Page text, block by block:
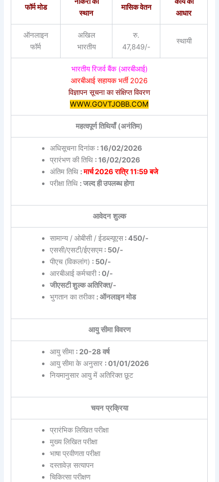
फॉर्म मोड
स्थान
मासिक वेतन
आधार
ऑनलाइन
फॉर्म
अखिल
भारतीय
रु.
47,849/-
स्थायी
भारतीय रिजर्व बैंक (आरबीआई)
आरबीआई सहायक भर्ती 2026
विज्ञापन सूचना का संक्षिप्त विवरण
WWW.GOVTJOBB.COM
महत्वपूर्ण तिथियाँ (अनंतिम)
अधिसूचना दिनांक : 16/02/2026
प्रारंभण की तिथि : 16/02/2026
अंतिम तिथि :मार्च 2026 रात्रि 11:59 बजे
परीक्षा तिथि : जल्द ही उपलब्ध होगा
आवेदन शुल्क
सामान्य / ओबीसी / ईडब्ल्यूएस: 450/-
एससी/एसटी/ईएसएम: 50/-
पीएच (विकलांग) : 50/-
आरबीआई कर्मचारी : 0/-
जीएसटी शुल्क अतिरिक्त/-
भुगतान का तरीका : ऑनलाइन मोड
आयु सीमा विवरण
आयु सीमा : 20-28 वर्ष
आयु सीमा के अनुसार : 01/01/2026
नियमानुसार आयु में अतिरिक्त छूट
चयन प्रक्रिया
प्रारंभिक लिखित परीक्षा
मुख्य लिखित परीक्षा
भाषा प्रवीणता परीक्षा
दस्तावेज़ सत्यापन
चिकित्सा परीक्षण